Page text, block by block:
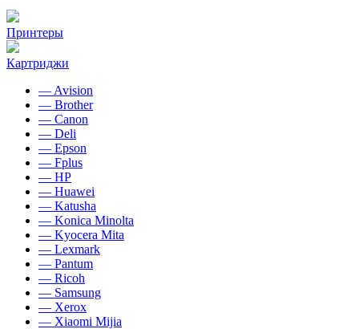
Принтеры
Картриджи
— Avision
— Brother
— Canon
— Deli
— Epson
— Fplus
— HP
— Huawei
— Katusha
— Konica Minolta
— Kyocera Mita
— Lexmark
— Pantum
— Ricoh
— Samsung
— Xerox
— Xiaomi Mijia